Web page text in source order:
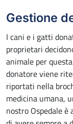
Gestione
I cani e i gatti
proprietari
animale per
donatore viene
riportati nella
medicina umana,
nostro Ospedale